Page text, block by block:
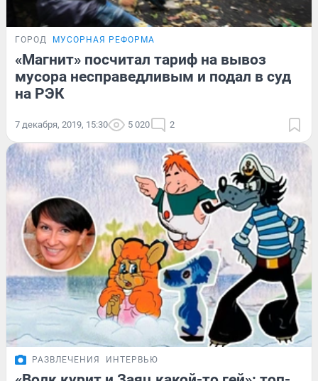
ГОРОД МУСОРНАЯ РЕФОРМА
«Магнит» посчитал тариф на вывоз
мусора несправедливым и подал в суд
на РЭК
7 декабря, 2019, 15:30 5 020 2
РАЗВЛЕЧЕНИЯ ИНТЕРВЬЮ